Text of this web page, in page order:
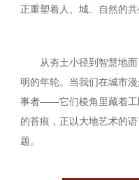
正重塑着人、城、自然的共
从夯土小径到智慧地
明的年轮。当我们在城市
事者——它们棱角里藏着工
的苔痕，正以大地艺术的
题。